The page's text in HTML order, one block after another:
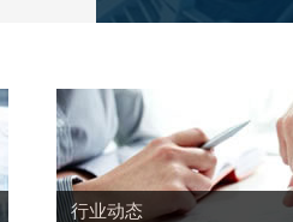
行业动态